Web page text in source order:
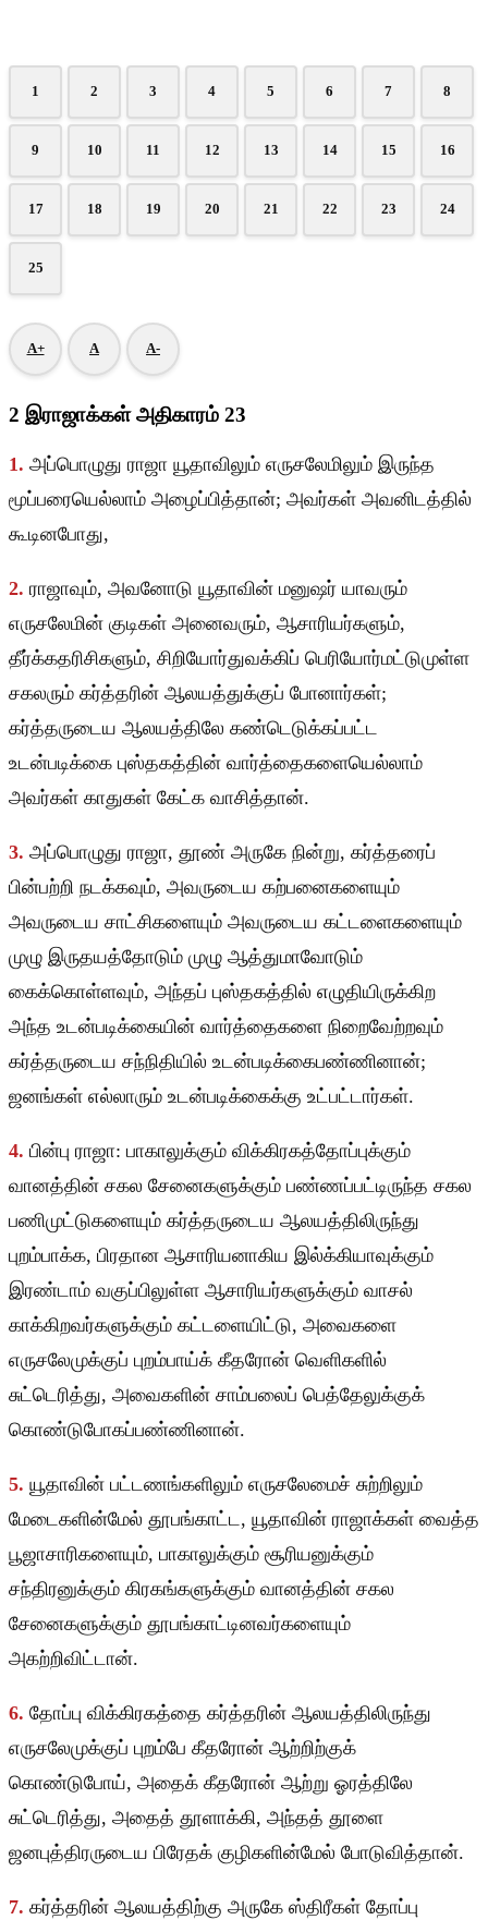
1 2 3 4 5 6 7 8
9 10 11 12 13 14 15 16
17 18 19 20 21 22 23 24
25
A+ A A-
2 இராஜாக்கள் அதிகாரம் 23
1. அப்பொழுது ராஜா யூதாவிலும் எருசலேமிலும் இருந்த
மூப்பரையெல்லாம் அழைப்பித்தான்; அவர்கள் அவனிடத்தில்
கூடினபோது,
2. ராஜாவும், அவனோடு யூதாவின் மனுஷர் யாவரும்
எருசலேமின் குடிகள் அனைவரும், ஆசாரியர்களும்,
தீர்க்கதரிசிகளும், சிறியோர்துவக்கிப் பெரியோர்மட்டுமுள்ள
சகலரும் கர்த்தரின் ஆலயத்துக்குப் போனார்கள்;
கர்த்தருடைய ஆலயத்திலே கண்டெடுக்கப்பட்ட
உடன்படிக்கை புஸ்தகத்தின் வார்த்தைகளையெல்லாம்
அவர்கள் காதுகள் கேட்க வாசித்தான்.
3. அப்பொழுது ராஜா, தூண் அருகே நின்று, கர்த்தரைப்
பின்பற்றி நடக்கவும், அவருடைய கற்பனைகளையும்
அவருடைய சாட்சிகளையும் அவருடைய கட்டளைகளையும்
முழு இருதயத்தோடும் முழு ஆத்துமாவோடும்
கைக்கொள்ளவும், அந்தப் புஸ்தகத்தில் எழுதியிருக்கிற
அந்த உடன்படிக்கையின் வார்த்தைகளை நிறைவேற்றவும்
கர்த்தருடைய சந்நிதியில் உடன்படிக்கைபண்ணினான்;
ஜனங்கள் எல்லாரும் உடன்படிக்கைக்கு உட்பட்டார்கள்.
4. பின்பு ராஜா: பாகாலுக்கும் விக்கிரகத்தோப்புக்கும்
வானத்தின் சகல சேனைகளுக்கும் பண்ணப்பட்டிருந்த சகல
பணிமுட்டுகளையும் கர்த்தருடைய ஆலயத்திலிருந்து
புறம்பாக்க, பிரதான ஆசாரியனாகிய இல்க்கியாவுக்கும்
இரண்டாம் வகுப்பிலுள்ள ஆசாரியர்களுக்கும் வாசல்
காக்கிறவர்களுக்கும் கட்டளையிட்டு, அவைகளை
எருசலேமுக்குப் புறம்பாய்க் கீதரோன் வெளிகளில்
சுட்டெரித்து, அவைகளின் சாம்பலைப் பெத்தேலுக்குக்
கொண்டுபோகப்பண்ணினான்.
5. யூதாவின் பட்டணங்களிலும் எருசலேமைச் சுற்றிலும்
மேடைகளின்மேல் தூபங்காட்ட, யூதாவின் ராஜாக்கள் வைத்த
பூஜாசாரிகளையும், பாகாலுக்கும் சூரியனுக்கும்
சந்திரனுக்கும் கிரகங்களுக்கும் வானத்தின் சகல
சேனைகளுக்கும் தூபங்காட்டினவர்களையும்
அகற்றிவிட்டான்.
6. தோப்பு விக்கிரகத்தை கர்த்தரின் ஆலயத்திலிருந்து
எருசலேமுக்குப் புறம்பே கீதரோன் ஆற்றிற்குக்
கொண்டுபோய், அதைக் கீதரோன் ஆற்று ஓரத்திலே
சுட்டெரித்து, அதைத் தூளாக்கி, அந்தத் தூளை
ஜனபுத்திரருடைய பிரேதக் குழிகளின்மேல் போடுவித்தான்.
7. கர்த்தரின் ஆலயத்திற்கு அருகே ஸ்திரீகள் தோப்பு